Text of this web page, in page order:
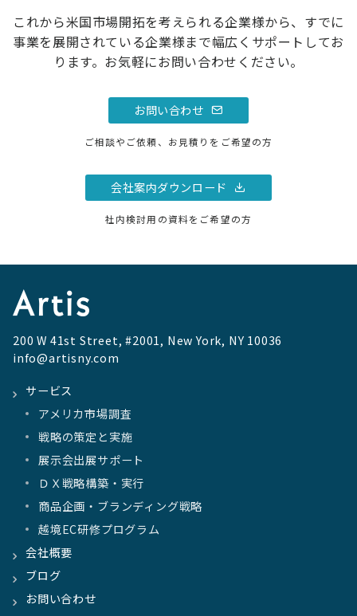
これから米国市場開拓を考えられる企業様から、すでに
事業を展開されている企業様まで幅広くサポートしてお
ります。お気軽にお問い合わせください。
お問い合わせ
ご相談やご依頼、お見積りをご希望の方
会社案内ダウンロード
社内検討用の資料をご希望の方
200 W 41st Street, #2001, New York, NY 10036
info@artisny.com
サービス
アメリカ市場調査
戦略の策定と実施
展示会出展サポート
ＤＸ戦略構築・実行
商品企画・ブランディング戦略
越境EC研修プログラム
会社概要
ブログ
お問い合わせ